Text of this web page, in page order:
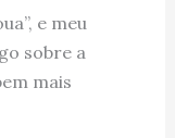
e meu
sobre a
mais